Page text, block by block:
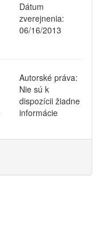
Dátum
zverejnenia:
06/16/2013
Autorské práva:
Nie sú k
dispozícii žiadne
informácie